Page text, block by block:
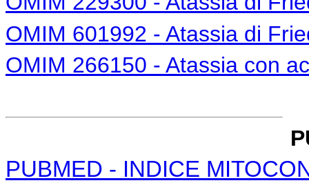
OMIM 601992 - Atassia di
OMIM 266150 - Atassia con
PUBMED - INDICE